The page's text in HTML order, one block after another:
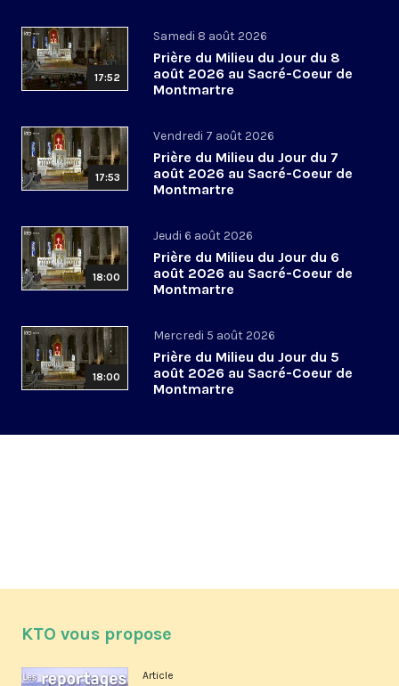
17:52
Samedi 8 août 2026
Prière du Milieu du Jour du 8
août 2026 au Sacré-Coeur de
Montmartre
17:53
Vendredi 7 août 2026
Prière du Milieu du Jour du 7
août 2026 au Sacré-Coeur de
Montmartre
18:00
Jeudi 6 août 2026
Prière du Milieu du Jour du 6
août 2026 au Sacré-Coeur de
Montmartre
18:00
Mercredi 5 août 2026
Prière du Milieu du Jour du 5
août 2026 au Sacré-Coeur de
Montmartre
KTO vous propose
Article